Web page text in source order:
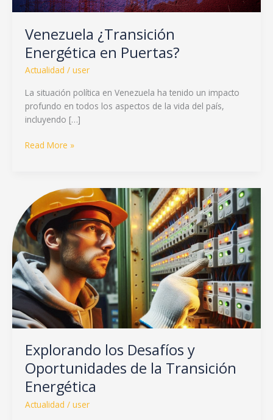
Venezuela ¿Transición
Energética en Puertas?
Actualidad / user
La situación política en Venezuela ha tenido un impacto
profundo en todos los aspectos de la vida del país,
incluyendo […]
Read More »
Explorando los Desafíos y
Oportunidades de la Transición
Energética
Actualidad / user
Explorando
los
Desafíos
y
Oportunidades
de
la
Transición
Energética